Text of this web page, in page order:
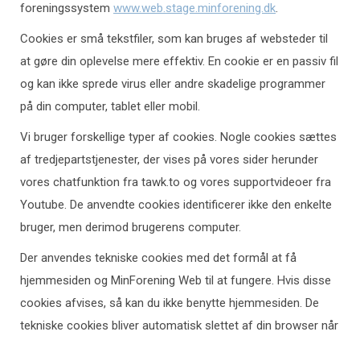
foreningssystem www.web.stage.minforening.dk.
Cookies er små tekstfiler, som kan bruges af websteder til
at gøre din oplevelse mere effektiv. En cookie er en passiv fil
og kan ikke sprede virus eller andre skadelige programmer
på din computer, tablet eller mobil.
Vi bruger forskellige typer af cookies. Nogle cookies sættes
af tredjepartstjenester, der vises på vores sider herunder
vores chatfunktion fra tawk.to og vores supportvideoer fra
Youtube. De anvendte cookies identificerer ikke den enkelte
bruger, men derimod brugerens computer.
Der anvendes tekniske cookies med det formål at få
hjemmesiden og MinForening Web til at fungere. Hvis disse
cookies afvises, så kan du ikke benytte hjemmesiden. De
tekniske cookies bliver automatisk slettet af din browser når